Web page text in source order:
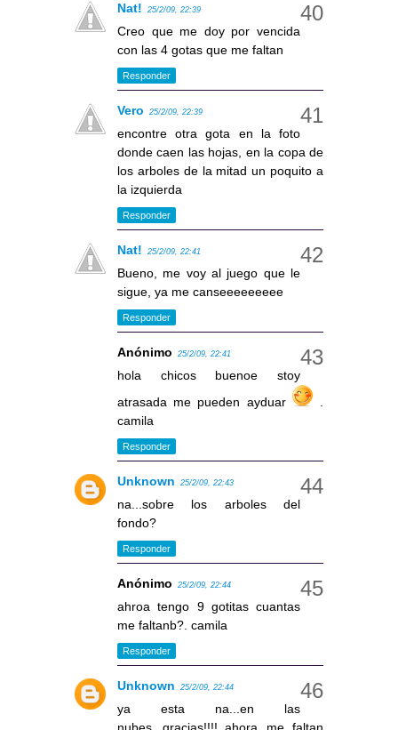
Nat! 25/2/09, 22:39
Creo que me doy por vencida
con las 4 gotas que me faltan
Responder
Vero 25/2/09, 22:39
encontre otra gota en la foto
donde caen las hojas, en la copa de
los arboles de la mitad un poquito a
la izquierda
Responder
Nat! 25/2/09, 22:41
Bueno, me voy al juego que le
sigue, ya me canseeeeeeeee
Responder
Anónimo 25/2/09, 22:41
hola chicos buenoe stoy
atrasada me pueden ayduar
.
camila
Responder
Unknown 25/2/09, 22:43
na...sobre los arboles del
fondo?
Responder
Anónimo 25/2/09, 22:44
ahroa tengo 9 gotitas cuantas
me faltanb?. camila
Responder
Unknown 25/2/09, 22:44
ya esta na...en las